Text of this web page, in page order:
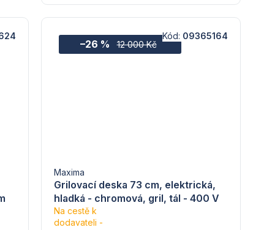
12 000 Kč
–26 %
Grilovací deska 73 cm, elektrická,
hladká - chromová, gril, tál - 400 V
Maxima
Na cestě k
dodavateli -
Kód: 09365164